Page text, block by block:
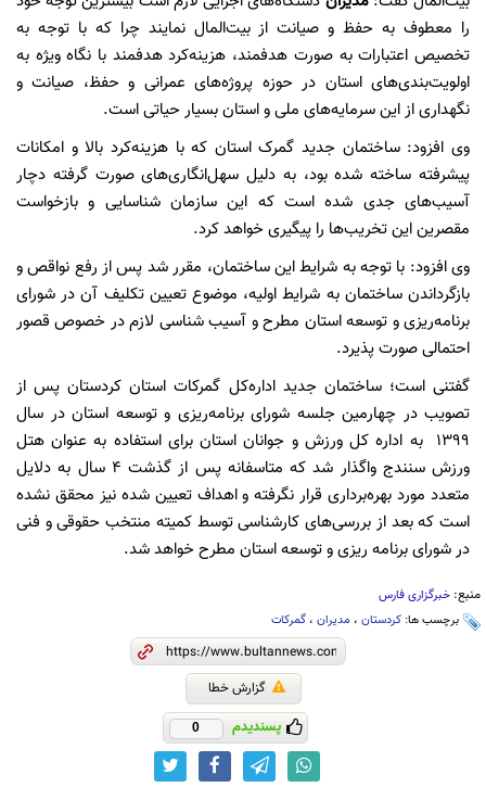
را معطوف به حفظ و صیانت از بیت‌المال نمایند چرا که با توجه به
تخصیص اعتبارات به صورت هدفمند، هزینه‌کرد هدفمند با نگاه ویژه به
اولویت‌بندی‌های استان در حوزه پروژه‌های عمرانی و حفظ، صیانت و
نگهداری از این سرمایه‌های ملی و استان بسیار حیاتی است.
وی افزود: ساختمان جدید گمرک استان که با هزینه‌کرد بالا و امکانات
پیشرفته ساخته شده بود، به دلیل سهل‌انگاری‌های صورت گرفته دچار
آسیب‌های جدی شده است که این سازمان شناسایی و بازخواست
مقصرین این تخریب‌ها را پیگیری خواهد کرد.
وی افزود: با توجه به شرایط این ساختمان، مقرر شد پس از رفع نواقص و
بازگرداندن ساختمان به شرایط اولیه، موضوع تعیین تکلیف آن در شورای
برنامه‌ریزی و توسعه استان مطرح و آسیب شناسی لازم در خصوص قصور
احتمالی صورت پذیرد.
گفتنی است؛ ساختمان جدید اداره‌کل گمرکات استان کردستان پس از
تصویب در چهارمین جلسه شورای برنامه‌ریزی و توسعه استان در سال
1399 به اداره کل ورزش و جوانان استان برای استفاده به عنوان هتل
ورزش سنندج واگذار شد که متاسفانه پس از گذشت 4 سال به دلایل
متعدد مورد بهره‌برداری قرار نگرفته و اهداف تعیین شده نیز محقق نشده
است که بعد از بررسی‌های کارشناسی توسط کمیته منتخب حقوقی و فنی
در شورای برنامه ریزی و توسعه استان مطرح خواهد شد.
منبع: خبرگزاری فارس
برچسب ها: کردستان ، مدیران ، گمرکات
گزارش خطا
پسندیدم 0